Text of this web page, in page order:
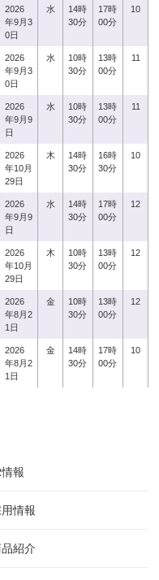
2026
年9月3
0日
水
14時
30分
17時
00分
10
2026
年9月3
0日
水
10時
30分
13時
00分
11
2026
年9月9
日
水
10時
30分
13時
00分
11
2026
年10月
29日
木
14時
30分
16時
30分
10
2026
年9月9
日
水
14時
30分
17時
00分
12
2026
年10月
29日
木
10時
30分
13時
00分
12
2026
年8月2
1日
金
10時
30分
13時
00分
12
2026
年8月2
1日
金
14時
30分
17時
00分
10
報
情報
紹介